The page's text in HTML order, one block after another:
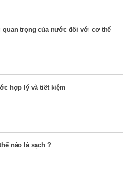
quan trọng của nước đối với cơ thể
hợp lý và tiết kiệm
nào là sạch ?